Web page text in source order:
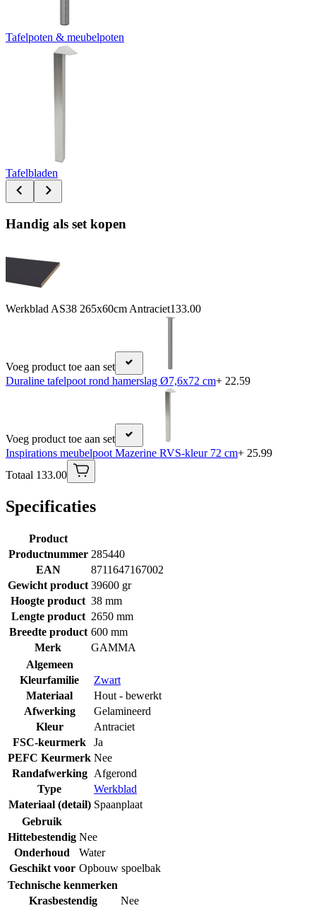
Tafelpoten & meubelpoten
Tafelbladen
Handig als set kopen
Werkblad AS38 265x60cm Antraciet133.00
Voeg product toe aan set
Duraline tafelpoot rond hamerslag Ø7,6x72 cm+ 22.59
Voeg product toe aan set
Inspirations meubelpoot Mazerine RVS-kleur 72 cm+ 25.99
Totaal 133.00
Specificaties
Product
Productnummer 285440
EAN
8711647167002
Gewicht product 39600 gr
Hoogte product 38 mm
Lengte product 2650 mm
Breedte product 600 mm
Merk
GAMMA
Algemeen
Kleurfamilie
Zwart
Materiaal
Hout - bewerkt
Afwerking
Gelamineerd
Kleur
Antraciet
FSC-keurmerk
Ja
PEFC Keurmerk Nee
Randafwerking
Afgerond
Type
Werkblad
Materiaal (detail) Spaanplaat
Gebruik
Hittebestendig Nee
Onderhoud
Water
Geschikt voor Opbouw spoelbak
Technische kenmerken
Krasbestendig
Nee